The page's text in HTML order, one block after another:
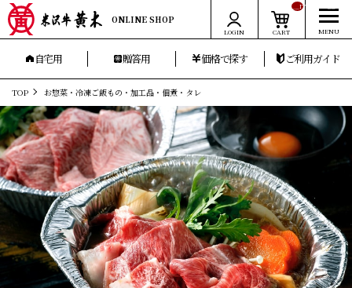
ONLINE SHOP
LOGIN CART
__ITM_CNT__
自宅用 贈答用 価格で探す ご利用ガイド
TOP お惣菜・冷凍ご飯もの・加工品・佃煮・タレ